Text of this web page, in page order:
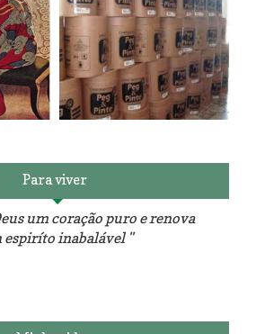
é em
The Red Velvet !!! O Perfeito
Para viver
um coração puro e renova
inabalável "